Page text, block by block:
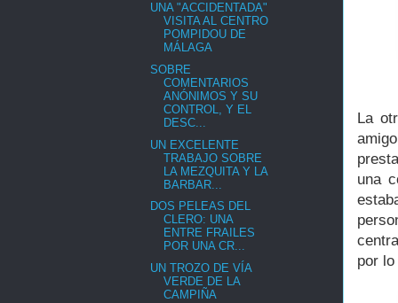
La
una
por
UNA "ACCIDENTADA"
VISITA AL CENTRO
POMPIDOU DE
MÁLAGA
SOBRE
COMENTARIOS
ANÓNIMOS Y SU
CONTROL, Y EL
DESC...
UN EXCELENTE
TRABAJO SOBRE
LA MEZQUITA Y LA
BARBAR...
DOS PELEAS DEL
CLERO: UNA
ENTRE FRAILES
POR UNA CR...
UN TROZO DE VÍA
VERDE DE LA
CAMPIÑA